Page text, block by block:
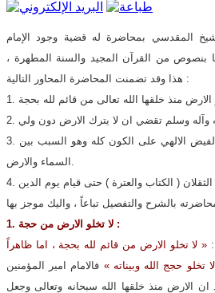
المقدسي بمحاضرة له قضية وجود الإمام
بنصوص من القرآن المجيد والسنة المطهرة ،
هذا وقد تضمنت المحاضرة المحاور التالية :
3. الإمام عليه السلام هو واسطة الفيض الالهي على الكون كله وهو السبب بين
1. لا تخلو الارض من حجة :
« لا تخلو الارض من قائم لله بحجة ، اما ظاهراً
تخلو حجج الله وبيناته » فالامام امير المؤمنين
ان الارض منذ خلقها الله سبحانه وتعالى وجعل